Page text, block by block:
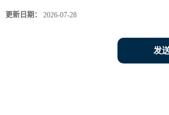
更新日期： 2026-07-28
发